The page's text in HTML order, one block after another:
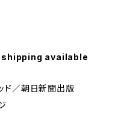
available
ド／朝日新聞出版